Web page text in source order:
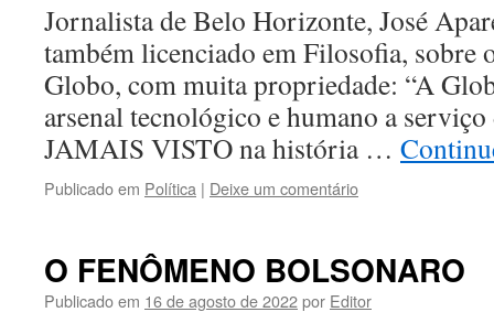
Jornalista de Belo Horizonte, José
também licenciado em Filosofia, sobre
Globo, com muita propriedade: “A
arsenal tecnológico e humano a
JAMAIS VISTO na história …
Publicado em Política | Deixe um comentário
O FENÔMENO BOLSONARO
Publicado em 16 de agosto de 2022por Editor